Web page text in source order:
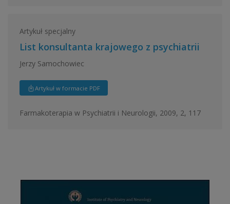
Artykuł specjalny
List konsultanta krajowego z psychiatrii
Jerzy Samochowiec
Artykuł w formacie PDF
Farmakoterapia w Psychiatrii i Neurologii, 2009, 2, 117